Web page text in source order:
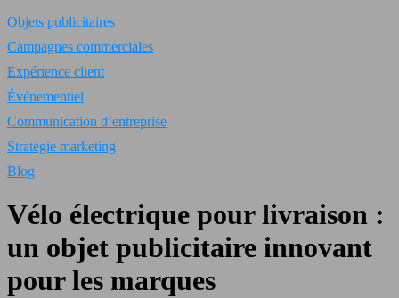
Objets publicitaires
Campagnes commerciales
Expérience client
Événementiel
Communication d’entreprise
Stratégie marketing
Blog
Vélo électrique pour livraison :
un objet publicitaire innovant
pour les marques